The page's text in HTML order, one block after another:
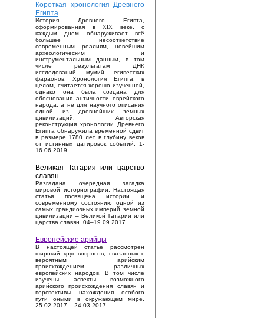
Короткая хронология Древнего
Египта
История Древнего Египта,
сформированная в XIX веке, с
каждым днем обнаруживает всё
большее несоответствие
современным реалиям, новейшим
археологическим и
инструментальным данным, в том
числе результатам ДНК
исследований мумий египетских
фараонов. Хронология Египта, в
целом, считается хорошо изученной,
однако она была создана для
обоснования античности еврейского
народа, а не для научного описания
одной из древнейших земных
цивилизаций. Авторская
реконструкция хронологии Древнего
Египта обнаружила временной сдвиг
в размере 1780 лет в глубину веков
от истинных датировок событий. 1-
16.06.2019.
Великая Татария или царство
славян
Разгадана очередная загадка
мировой историографии. Настоящая
статья посвящена истории и
современному состоянию одной из
самых грандиозных империй земной
цивилизации – Великой Татарии или
царства славян. 04–19.09.2017.
Европейские арийцы
В настоящей статье рассмотрен
широкий круг вопросов, связанных с
вероятным арийским
происхождением различных
европейских народов. В том числе
изучены аспекты возможного
арийского происхождения славян и
перспективы нахождения особого
пути оными в окружающем мире.
25.02.2017 – 24.03.2017.